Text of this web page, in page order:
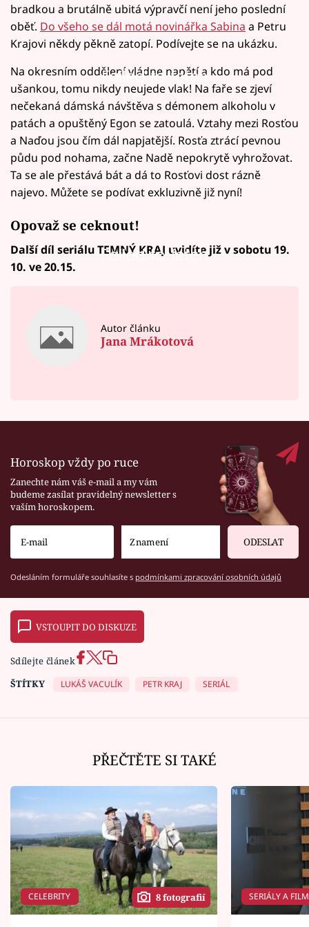
bradkou a brutálně ubitá výpravčí není jeho poslední
oběť. Do všeho se dál motá novinářka Sabina a Petru
Krajovi někdy pěkně zatopí. Podívejte se na ukázku.
Failed to fetch
Na okresním oddělení vládne napětí a kdo má pod
ušankou, tomu nikdy neujede vlak! Na faře se zjeví
nečekaná dámská návštěva s démonem alkoholu v
patách a opuštěný Egon se zatoulá. Vztahy mezi Rosťou
a Naďou jsou čím dál napjatější. Rosťa ztrácí pevnou
půdu pod nohama, začne Nadě nepokrytě vyhrožovat.
Ta se ale přestává bát a dá to Rosťovi dost rázně
najevo. Můžete se podívat exkluzivně již nyní!
Opovaž se ceknout!
Failed to fetch
Další díl seriálu TEMNÝ KRAJ uvidíte již v sobotu 19.
10. ve 20.15.
Autor článku
Jana Mrákotová
Horoskop vždy po ruce
Zanechte nám váš e-mail a my vám
budeme zasílat pravidelný newsletter s
vaším horoskopem.
ODESLAT
Odesláním formuláře souhlasíte s podmínkami zpracování osobních údajů
VSTOUPIT DO DISKUZE
Sdílejte článek
ŠTÍTKY
LUKÁŠ VACULÍK PETR KRAJ SERIÁL
PŘEČTĚTE SI TAKÉ
CELEBRITY 8 fotografií SERIÁLY A